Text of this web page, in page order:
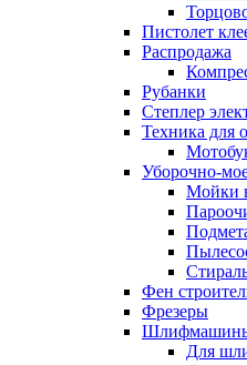
Пистолет
Распродажа
Рубанки
Степлер
Техника для
Уборочно-
Мойки
Фен
Фрезеры
Для